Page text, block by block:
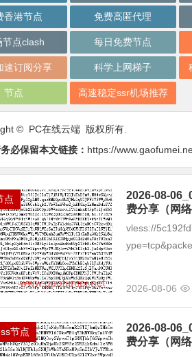
香港节点 免费高匿代理
节点clash 每日免费节点
速订阅分享 科学上网梯子
节点 高速稳定ssr机场推荐
© PC在线云端 版权所有.
必保留本文链接： https://
点
2026-08-
费分享（网
vless://
2026-08-06
节点
2026-08-
费分享（网